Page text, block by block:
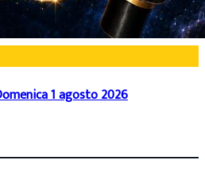
1 agosto 2026